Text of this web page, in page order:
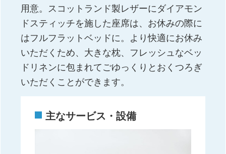
用意。スコットランド製レザーにダイアモン
ドスティッチを施した座席は、お休みの際に
はフルフラットベッドに。より快適にお休み
いただくため、大きな枕、フレッシュなベッ
ドリネンに包まれてごゆっくりとおくつろぎ
いただくことができます。
主なサービス・設備